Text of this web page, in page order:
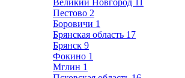
Великий Новгород 11
Пестово 2
Боровичи 1
Брянская область 17
Брянск 9
Фокино 1
Мглин 1